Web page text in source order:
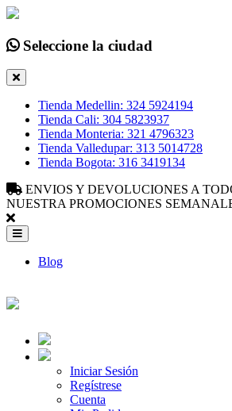
Seleccione la ciudad
Tienda Medellin: 324 5924194
Tienda Cali: 304 5823937
Tienda Monteria: 321 4796323
Tienda Valledupar: 313 5014728
Tienda Bogota: 316 3419134
ENVIOS Y DEVOLUCIONES A
NUESTRA PROMOCIONES
Blog
Iniciar Sesión
Regístrese
Cuenta